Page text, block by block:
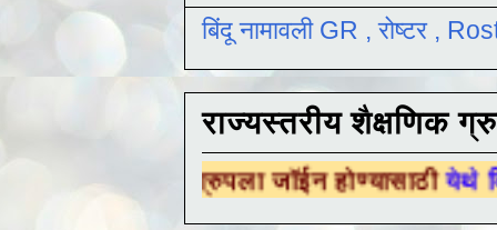
बिंदू नामावली GR , रोष्टर ,
राज्यस्तरीय शैक्षणिक
ग्रुपला जॉईन होण्यासाठीयेथे क्लिक करा .